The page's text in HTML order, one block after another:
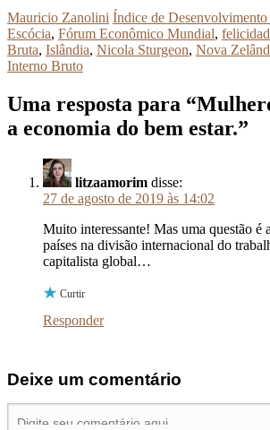
Mauricio Zanolini Índice de
Escócia, Fórum Econômico Mundial,
Bruta, Islândia, Nicola Sturgeon, Nova
Interno Bruto
Uma resposta para “
a economia do bem estar.”
litzaamorim disse:
27 de agosto de 2019 às 14:02
Muito interessante! Mas uma questão é
países na divisão internacional do
capitalista global…
Curtir
Responder
Deixe um comentário